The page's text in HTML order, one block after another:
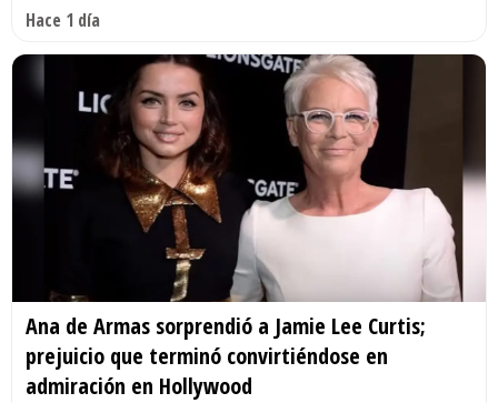
Hace 1 día
Ana de Armas sorprendió a Jamie Lee Curtis;
prejuicio que terminó convirtiéndose en
admiración en Hollywood